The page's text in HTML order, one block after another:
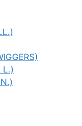
L.)